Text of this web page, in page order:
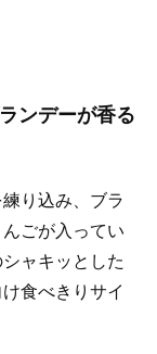
ンデーが香る
り込み、ブラ
ごが入ってい
ャキッとした
食べきりサイ